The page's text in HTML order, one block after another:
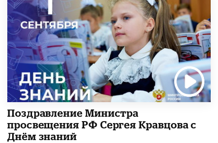
Поздравление Министра
просвещения РФ Сергея Кравцова с
Днём знаний